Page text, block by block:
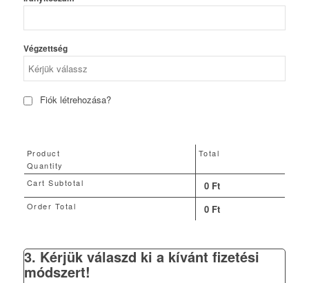
Végzettség
Fiók létrehozása?
Product
Quantity
Total
Cart Subtotal 0 Ft
Order Total 0 Ft
3. Kérjük válaszd ki a kívánt fizetési
módszert!